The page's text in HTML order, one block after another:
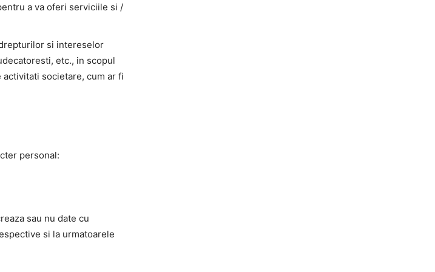
a va oferi serviciile si /
si intereselor
etc., in scopul
societare, cum ar fi
personal:
sau nu date cu
si la urmatoarele